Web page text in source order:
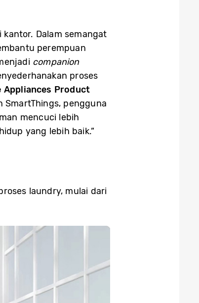
Dalam semangat
perempuan
companion
proses
Appliances Product
SmartThings, pengguna
mencuci lebih
yang lebih baik.”
laundry, mulai dari